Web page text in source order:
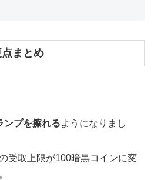
まとめ
ンプを擦れるようになりまし
受取上限が100暗黒コインに変